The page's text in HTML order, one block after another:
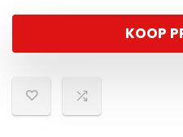
KOOP